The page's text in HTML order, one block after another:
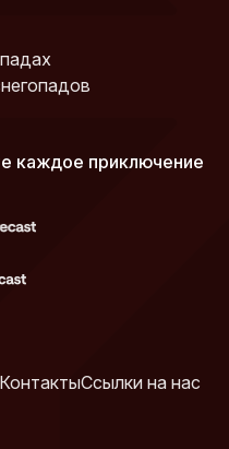
каждое приключение
КонтактыСсылки на нас